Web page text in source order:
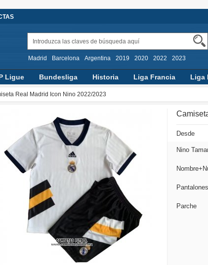
Madrid Barcelona Argentina 2019 2020 2022 2023
Ligue Bundesliga Historia Liga Francia Liga
Real Madrid Icon Nino 2022/2023
Desde
Nino
Pantalones
Parche